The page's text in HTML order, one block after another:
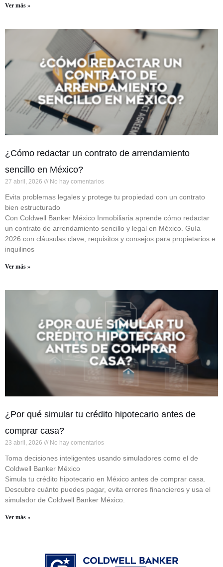
Ver más »
¿Cómo redactar un contrato de arrendamiento
sencillo en México?
27 abril, 2026 No hay comentarios
Evita problemas legales y protege tu propiedad con un contrato
bien estructurado
Con Coldwell Banker México Inmobiliaria aprende cómo redactar
un contrato de arrendamiento sencillo y legal en México. Guía
2026 con cláusulas clave, requisitos y consejos para propietarios e
inquilinos
Ver más »
¿Por qué simular tu crédito hipotecario antes de
comprar casa?
23 abril, 2026 No hay comentarios
Toma decisiones inteligentes usando simuladores como el de
Coldwell Banker México
Simula tu crédito hipotecario en México antes de comprar casa.
Descubre cuánto puedes pagar, evita errores financieros y usa el
simulador de Coldwell Banker México.
Ver más »